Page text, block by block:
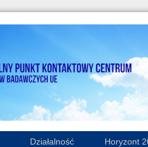
Działalność Horyzont